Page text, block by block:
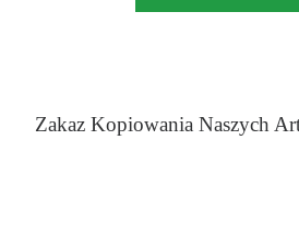
Zakaz Kopiowania Naszych